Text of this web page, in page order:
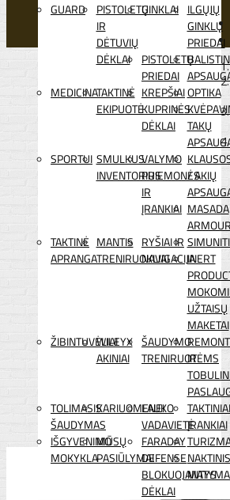
GUARD
PISTOLETŲ
IR
DĖTUVIŲ
DĖKLAI
GINKLAI ILGŲJŲ
GINKLŲ
PRIEDAI
PISTOLETŲ
PRIEDAI
MEDICINATAKTINĖ
EKIPUOTĖ
KREPŠIAI
KUPRINĖS
DĖKLAI
OPTIKA
TAKŲ
SPORTUI SMULKUS
INVENTORIUS
VALYMO
PRIEMONĖS
IR
ĮRANKIAI
/ AKIŲ
MASADA
ARMOUR
TAKTINĖ
APRANGA
MANTIS
TRENIRUOKLIAI
RYŠIAI IR
NAVIGACIJAINERT
UŽTAISŲ
MAKETAI
ŽIBINTUVĖLIAI
WILEYX
AKINIAI
ŠAUDYMO
TRENIRUOTĖMS
IR
TOLIMASIS
ŠAUDYMAS
KARIUOMENEI
LAUKO
VADAVIETĖ
TAKTINIAI
ĮRANKIAI
IŠGYVENIMO
MOKYKLA
MŪSŲ
PASIŪLYMAI
FARADAY
DEFENSE
BLOKUOJANTYS
DĖKLAI
NAKTINIS